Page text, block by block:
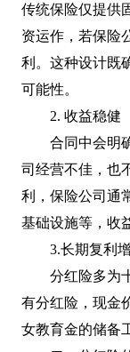
传统保险仅提供
资运作，若保险
利。这种设计既
可能性。
2. 收益稳健
合同中会明
司经营不佳，也
利，保险公司通
基础设施等，收
3.长期复利
分红险多为
有分红险，现金
女教育金的储备